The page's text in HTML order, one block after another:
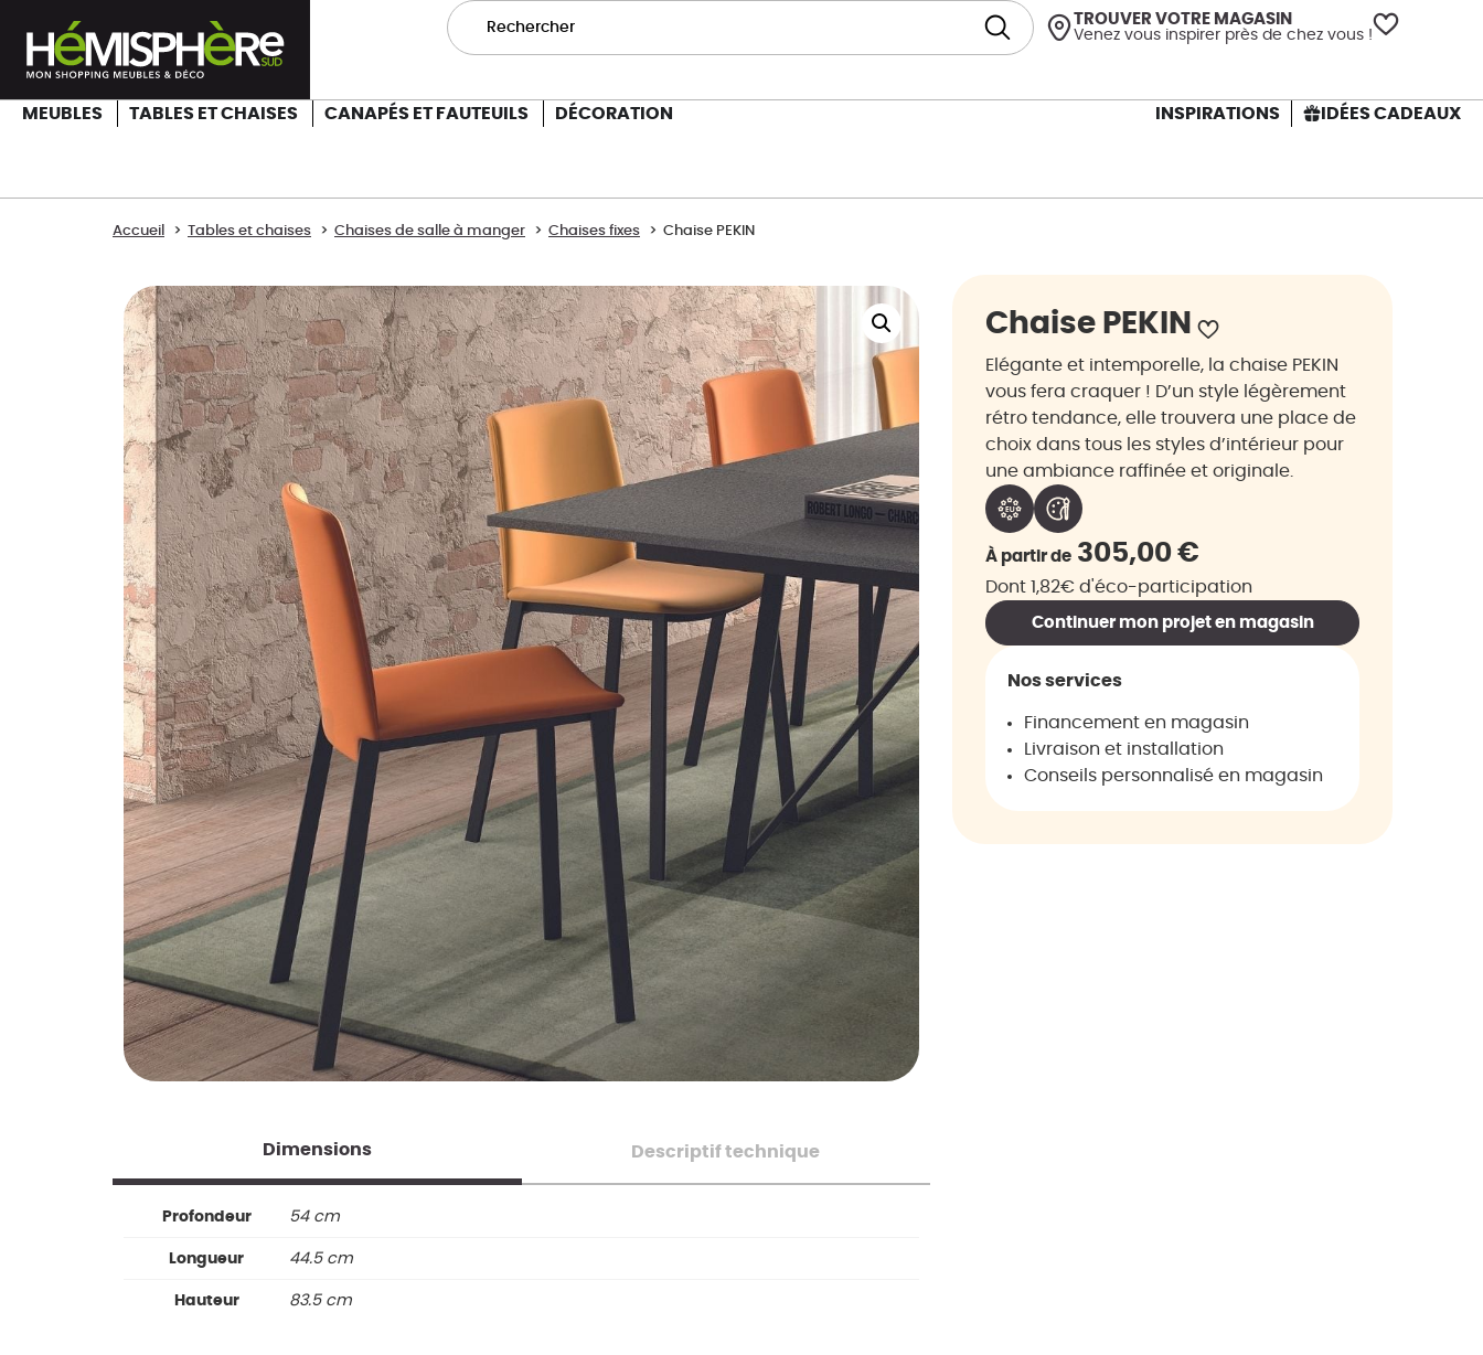
TROUVER VOTRE MAGASIN
Venez vous inspirer près de chez vous !
MEUBLES TABLES ET CHAISES CANAPÉS ET FAUTEUILS DÉCORATION INSPIRATIONS IDÉES CADEAUX
Accueil Tables et chaises Chaises de salle à manger Chaises fixes Chaise PEKIN
Chaise PEKIN
Elégante et intemporelle, la chaise PEKIN
vous fera craquer ! D’un style légèrement
rétro tendance, elle trouvera une place de
choix dans tous les styles d’intérieur pour
une ambiance raffinée et originale.
À partir de 305,00 €
Dont 1,82€ d'éco-participation
Continuer mon projet en magasin
Nos services
Financement en magasin
Livraison et installation
Conseils personnalisé en magasin
Dimensions Descriptif technique
Profondeur 54 cm
Longueur 44.5 cm
Hauteur 83.5 cm